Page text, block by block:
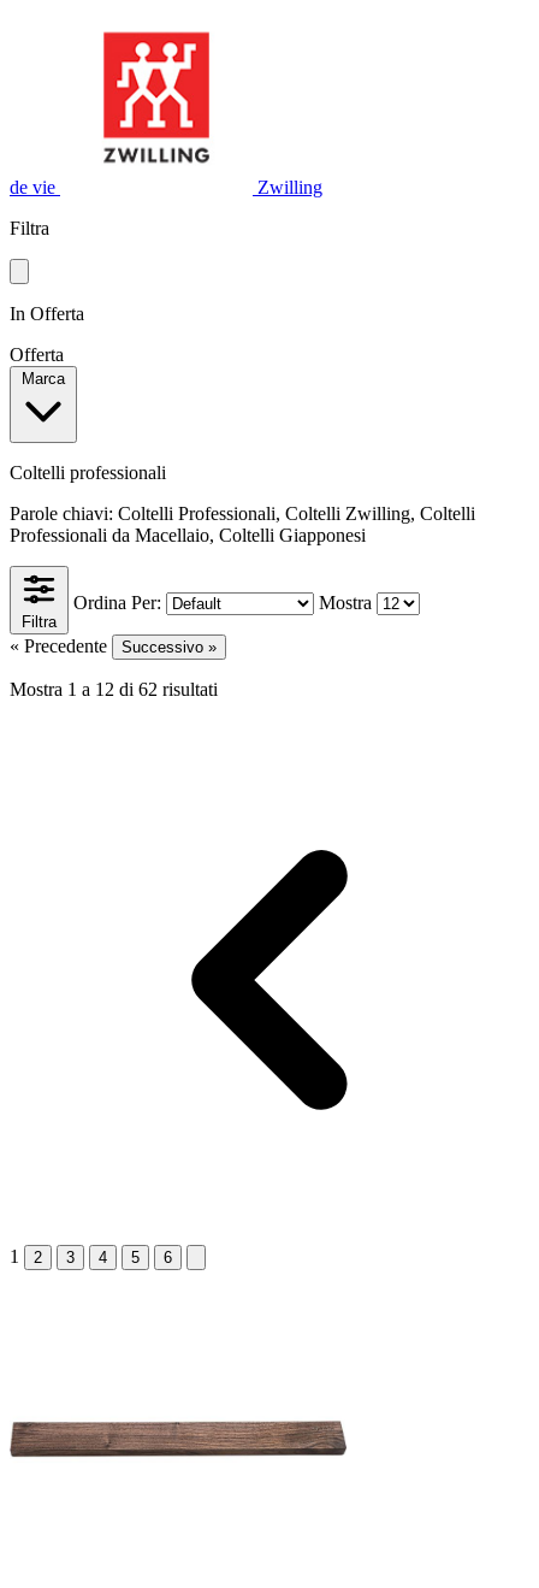
de vie
Zwilling
Filtra
In Offerta
Offerta
Marca
Coltelli professionali
Parole chiavi: Coltelli Professionali, Coltelli Zwilling, Coltelli
Professionali da Macellaio, Coltelli Giapponesi
Filtra
Ordina Per: Mostra
« Precedente Successivo »
Mostra 1 a 12 di 62 risultati
1 2 3 4 5 6